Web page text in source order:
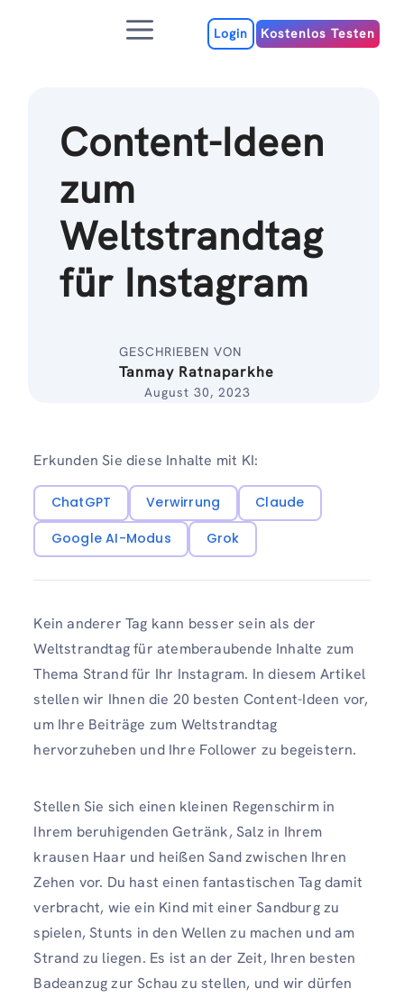
MenuLogin Kostenlos Testen
Content-Ideen
zum
Weltstrandtag
für Instagram
GESCHRIEBEN VON
Tanmay Ratnaparkhe
August 30, 2023
Erkunden Sie diese Inhalte mit KI:
ChatGPT Verwirrung
Claude
Google AI-Modus
Grok
Kein anderer Tag kann besser sein als der
Weltstrandtag für atemberaubende Inhalte zum
Thema Strand für Ihr Instagram. In diesem Artikel
stellen wir Ihnen die 20 besten Content-Ideen vor,
um Ihre Beiträge zum Weltstrandtag
hervorzuheben und Ihre Follower zu begeistern.
Stellen Sie sich einen kleinen Regenschirm in
Ihrem beruhigenden Getränk, Salz in Ihrem
krausen Haar und heißen Sand zwischen Ihren
Zehen vor. Du hast einen fantastischen Tag damit
verbracht, wie ein Kind mit einer Sandburg zu
spielen, Stunts in den Wellen zu machen und am
Strand zu liegen. Es ist an der Zeit, Ihren besten
Badeanzug zur Schau zu stellen, und wir dürfen